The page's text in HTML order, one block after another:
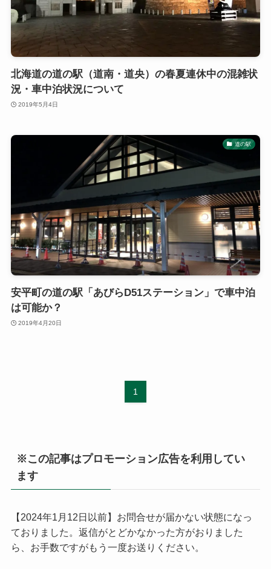
北海道の道の駅（道南・道央）の春夏連休中の混雑状
況・車中泊状況について
2019年5月4日
道の駅
安平町の道の駅「あびらD51ステーション」で車中泊
は可能か？
2019年4月20日
1
※この記事はプロモーション広告を利用してい
ます
【2024年1月12日以前】お問合せが届かない状態になっ
ておりました。返信がとどかなかった方がおりました
ら、お手数ですがもう一度お送りください。